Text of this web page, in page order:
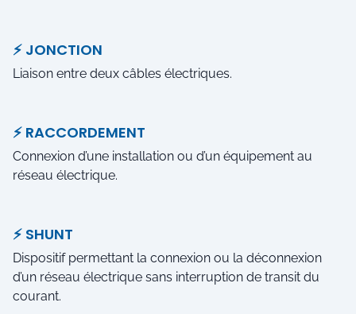
⚡ JONCTION
Liaison entre deux câbles électriques.
⚡ RACCORDEMENT
Connexion d’une installation ou d’un équipement au
réseau électrique.
⚡ SHUNT
Dispositif permettant la connexion ou la déconnexion
d’un réseau électrique sans interruption de transit du
courant.